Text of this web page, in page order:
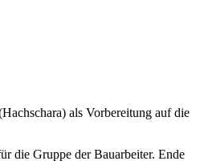
als Vorbereitung auf die
die Gruppe der Bauarbeiter. Ende